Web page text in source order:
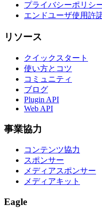
プライバシーポリシ
エンドユーザ使用許
リソース
クイックスタート
使い方とコツ
コミュニティ
ブログ
Plugin API
Web API
事業協力
コンテンツ協力
スポンサー
メディアスポンサー
メディアキット
Eagle